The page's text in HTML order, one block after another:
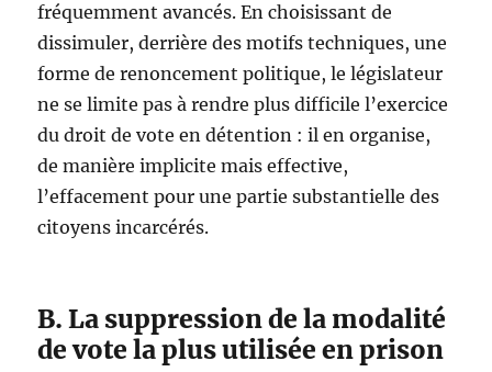
fréquemment avancés. En choisissant de
dissimuler, derrière des motifs techniques, une
forme de renoncement politique, le législateur
ne se limite pas à rendre plus difficile l’exercice
du droit de vote en détention : il en organise,
de manière implicite mais effective,
l’effacement pour une partie substantielle des
citoyens incarcérés.
B. La suppression de la modalité
de vote la plus utilisée en prison